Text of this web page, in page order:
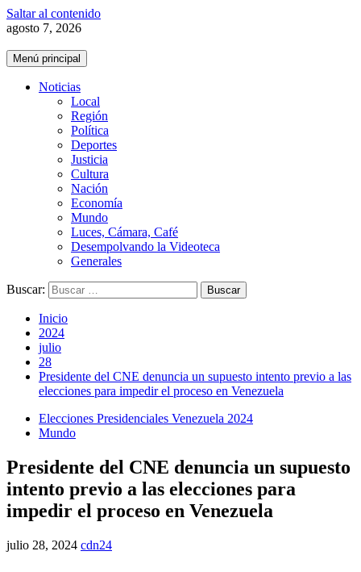
Saltar al contenido
agosto 7, 2026
Menú principal
Noticias
Local
Región
Política
Deportes
Justicia
Cultura
Nación
Economía
Mundo
Luces, Cámara, Café
Desempolvando la Videoteca
Generales
Buscar:
Inicio
2024
julio
28
Presidente del CNE denuncia un supuesto intento previo a las
elecciones para impedir el proceso en Venezuela
Elecciones Presidenciales Venezuela 2024
Mundo
Presidente del CNE denuncia un supuesto
intento previo a las elecciones para
impedir el proceso en Venezuela
julio 28, 2024 cdn24